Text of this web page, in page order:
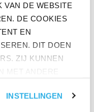
VAN DE WEBSITE
DE COOKIES
EN
DIT DOEN
ZIJ KUNNEN
MET ALLE
INSTELLINGEN
MOET